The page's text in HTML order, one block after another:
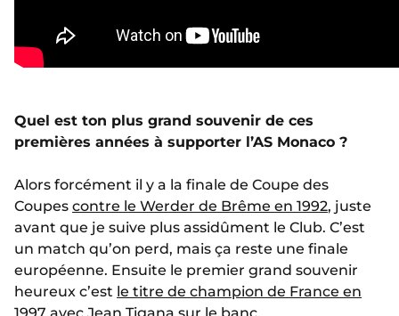
Quel est ton plus grand souvenir de ces
premières années à supporter l’AS Monaco ?
Alors forcément il y a la finale de Coupe des
Coupes contre le Werder de Brême en 1992, juste
avant que je suive plus assidûment le Club. C’est
un match qu’on perd, mais ça reste une finale
européenne. Ensuite le premier grand souvenir
heureux c’est le titre de champion de France en